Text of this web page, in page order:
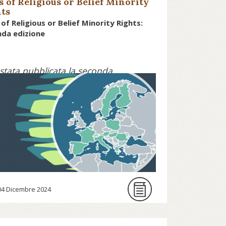
Religious or Belief Minority Rights:
edizione
pubblicata la seconda
dell’Atlas of religious or
minority rights, un innovativo
di ricerca che combina
quantitative e
per misurare i diritti delle
di religione e di
in 16 paesi dell’Unione
progetto prende in esame 5 aree
Dicembre 2024